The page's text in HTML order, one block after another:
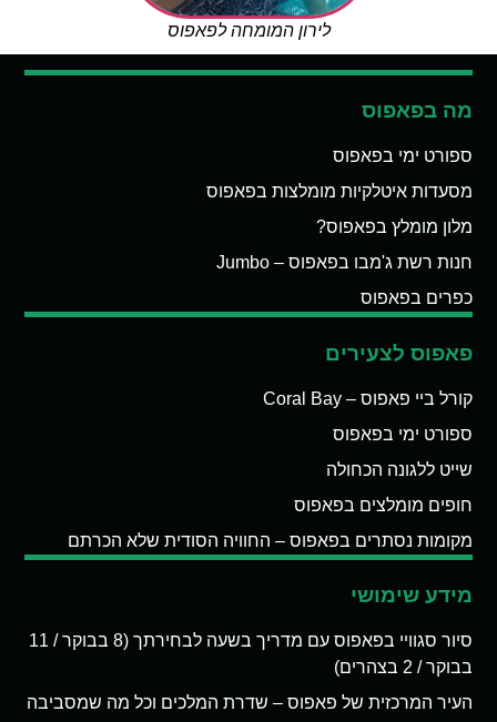
לירון המומחה לפאפוס
מה בפאפוס
ספורט ימי בפאפוס
מסעדות איטלקיות מומלצות בפאפוס
מלון מומלץ בפאפוס?
חנות רשת ג'מבו בפאפוס – Jumbo
כפרים בפאפוס
פאפוס לצעירים
קורל ביי פאפוס – Coral Bay
ספורט ימי בפאפוס
שייט ללגונה הכחולה
חופים מומלצים בפאפוס
מקומות נסתרים בפאפוס – החוויה הסודית שלא הכרתם
מידע שימושי
סיור סגוויי בפאפוס עם מדריך בשעה לבחירתך (8 בבוקר / 11
בבוקר / 2 בצהרים)
העיר המרכזית של פאפוס – שדרת המלכים וכל מה שמסביבה